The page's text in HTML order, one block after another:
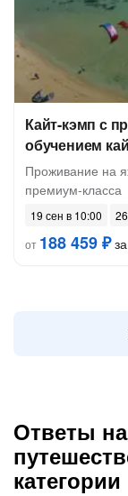
Кайт-кэмп с
обучением
Проживание на
премиум-класса
19 сен в 10:00
от 188 459 ₽
Ответы